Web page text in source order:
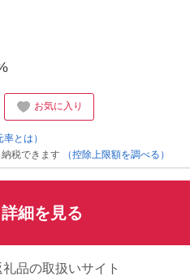
お気に入り
率とは）
税できます
（控除上限額を調べる）
詳細を見る
礼品の取扱いサイト